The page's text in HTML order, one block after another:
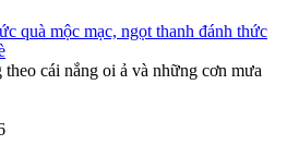
quà mộc mạc, ngọt thanh đánh thức
cái nắng oi ả và những cơn mưa